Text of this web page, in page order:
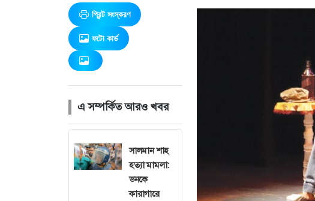
প্রিন্ট সংস্করণ
ফটো কার্ড
এ সম্পর্কিত আরও খবর
সালমান শাহ
হত্যা মামলা:
ডনকে
কারাগারে